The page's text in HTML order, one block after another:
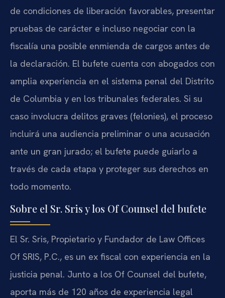
de condiciones de liberación favorables, presentar
pruebas de carácter e incluso negociar con la
fiscalía una posible enmienda de cargos antes de
la declaración. El bufete cuenta con abogados con
amplia experiencia en el sistema penal del Distrito
de Columbia y en los tribunales federales. Si su
caso involucra delitos graves (felonies), el proceso
incluirá una audiencia preliminar o una acusación
ante un gran jurado; el bufete puede guiarlo a
través de cada etapa y proteger sus derechos en
todo momento.
Sobre el Sr. Sris y los Of Counsel del bufete
El Sr. Sris, Propietario y Fundador de Law Offices
Of SRIS, P.C., es un ex fiscal con experiencia en la
justicia penal. Junto a los Of Counsel del bufete,
aporta más de 120 años de experiencia legal